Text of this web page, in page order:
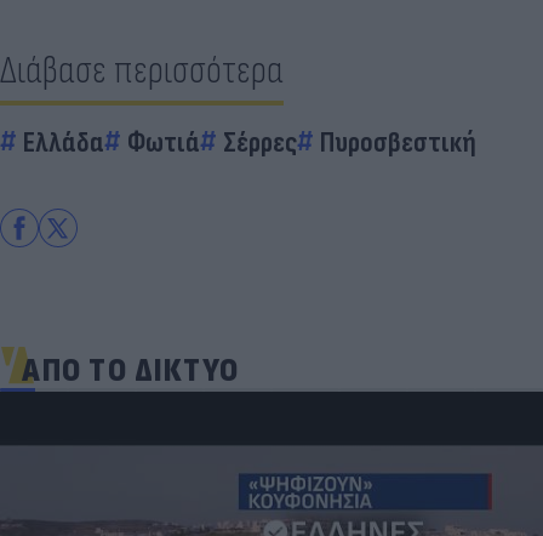
Διάβασε περισσότερα
Ελλάδα Φωτιά Σέρρες Πυροσβεστική
ΑΠΟ ΤΟ ΔΙΚΤΥΟ